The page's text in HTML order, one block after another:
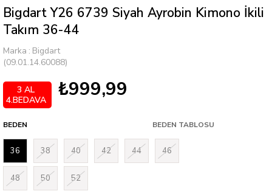
Bigdart Y26 6739 Siyah Ayrobin Kimono İkili
Takım 36-44
Marka : Bigdart
(09.01.14.60088)
₺999,99
3 AL
4.BEDAVA
BEDEN BEDEN TABLOSU
36 38 40 42 44 46
48 50 52